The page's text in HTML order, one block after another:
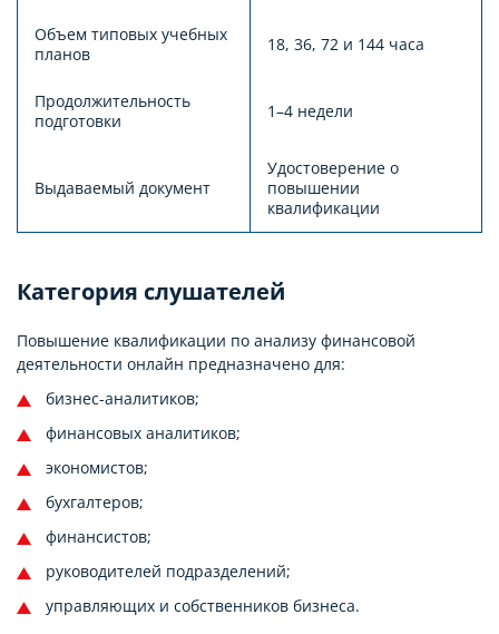
Объем типовых учебных
планов
18, 36, 72 и 144 часа
Продолжительность
подготовки
1–4 недели
Выдаваемый документ
Удостоверение о
повышении
квалификации
Категория слушателей
Повышение квалификации по анализу финансовой
деятельности онлайн предназначено для:
бизнес-аналитиков;
финансовых аналитиков;
экономистов;
бухгалтеров;
финансистов;
руководителей подразделений;
управляющих и собственников бизнеса.